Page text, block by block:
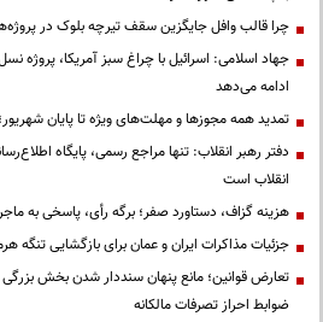
چرا قالب وافل جایگزین سقف تیرچه بلوک در
جهاد اسلامی: اسرائیل با چراغ سبز آمریکا، پروژه
ادامه می‌دهد
تمدید همه مجوزها و مهلت‌های ویژه تا پایان
دفتر رهبر انقلاب: تنها مراجع رسمی، پایگاه
انقلاب است
هزینه گزاف، دستاورد صفر؛ برگه رأی، پاسخی به
جزئیات مذاکرات ایران و عمان برای بازگشایی تنگه
تعارض قوانین؛ مانع پنهان سنددار شدن بخش
ضوابط احراز تصرفات مالکانه